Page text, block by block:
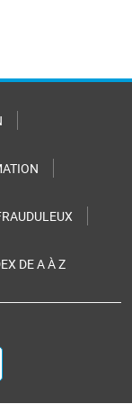
DE A À Z